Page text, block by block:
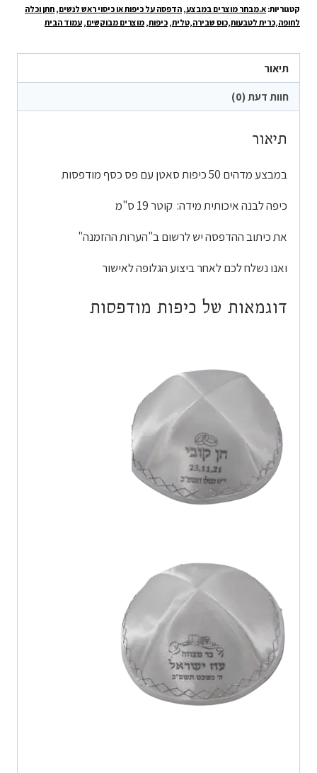
מדהים
כיפות
סאטן
עם
פס
מודפסות
450
קטגוריות: א.מבחר מוצרים במבצע, הדפסה על כיפות או כיסוי ראש לנשים, חתן וכלה
לחופה,כרית לטבעות,כוס שבירה,טלית, כיפות, מוצרים מבוקשים, עמוד הבית
תיאור
חוות דעת (0)
תיאור
במבצע מדהים 50 כיפות סאטן עם פס כסף מודפסות
כיפה לבנה איכותית מידה: קוטר 19 ס"מ
את כיתוב ההדפסה יש לרשום ב"הערות ההזמנה"
ואנו נשלח לכם לאחר ביצוע הגלופה לאישור
דוגמאות של כיפות מודפסות